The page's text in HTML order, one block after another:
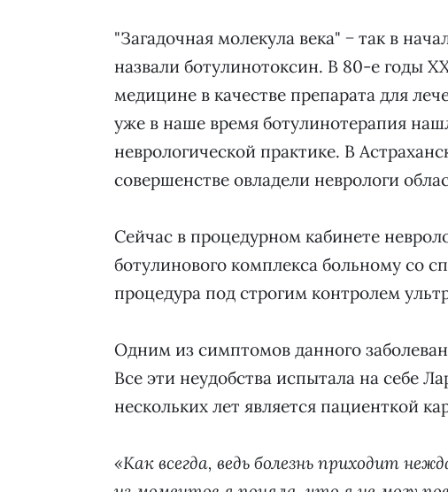
"Загадочная молекула века" − так в
назвали ботулинотоксин. В 80-е годы
медицине в качестве препарата для
уже в наше время ботулинотерапия
неврологической практике. В
совершенстве овладели неврологи
Сейчас в процедурном кабинете
ботулинового комплекса больному со
процедура под строгим контролем
Одним из симптомов данного
Все эти неудобства испытала на себе
нескольких лет является пациенткой
«Как всегда, ведь болезнь приходит